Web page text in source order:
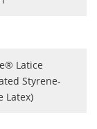
Latice
Styrene-
Latex)